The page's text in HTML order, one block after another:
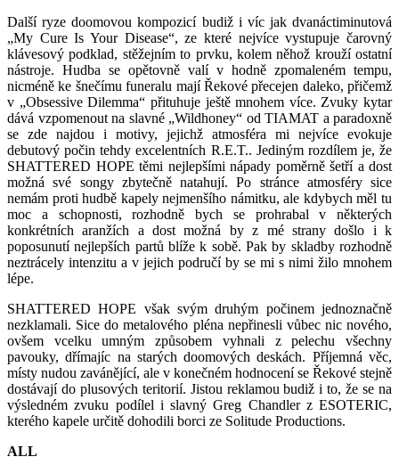
Další ryze doomovou kompozicí budiž i víc jak dvanáctiminutová
„My Cure Is Your Disease“, ze které nejvíce vystupuje čarovný
klávesový podklad, stěžejním to prvku, kolem něhož krouží ostatní
nástroje. Hudba se opětovně valí v hodně zpomaleném tempu,
nicméně ke šnečímu funeralu mají Řekové přecejen daleko, přičemž
v „Obsessive Dilemma“ přituhuje ještě mnohem více. Zvuky kytar
dává vzpomenout na slavné „Wildhoney“ od TIAMAT a paradoxně
se zde najdou i motivy, jejichž atmosféra mi nejvíce evokuje
debutový počin tehdy excelentních R.E.T.. Jediným rozdílem je, že
SHATTERED HOPE těmi nejlepšími nápady poměrně šetří a dost
možná své songy zbytečně natahují. Po stránce atmosféry sice
nemám proti hudbě kapely nejmenšího námitku, ale kdybych měl tu
moc a schopnosti, rozhodně bych se prohrabal v některých
konkrétních aranžích a dost možná by z mé strany došlo i k
poposunutí nejlepších partů blíže k sobě. Pak by skladby rozhodně
neztrácely intenzitu a v jejich područí by se mi s nimi žilo mnohem
lépe.
SHATTERED HOPE však svým druhým počinem jednoznačně
nezklamali. Sice do metalového pléna nepřinesli vůbec nic nového,
ovšem vcelku umným způsobem vyhnali z pelechu všechny
pavouky, dřímajíc na starých doomových deskách. Příjemná věc,
místy nudou zavánějící, ale v konečném hodnocení se Řekové stejně
dostávají do plusových teritorií. Jistou reklamou budiž i to, že se na
výsledném zvuku podílel i slavný Greg Chandler z ESOTERIC,
kterého kapele určitě dohodili borci ze Solitude Productions.
ALL